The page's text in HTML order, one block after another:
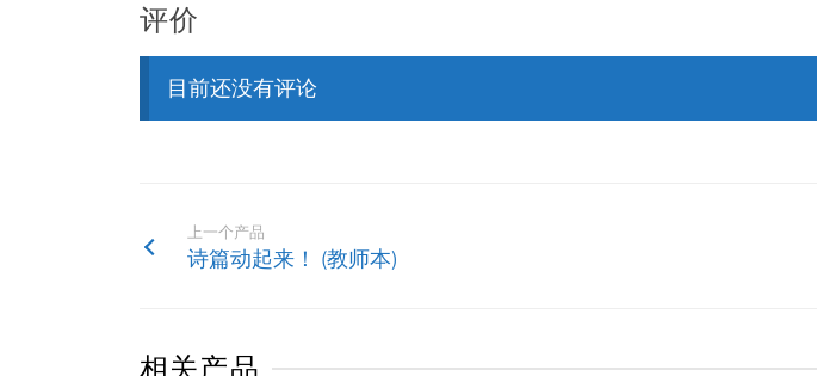
评价
目前还没有评论
上一个产品
诗篇动起来！ (教师本)
相关产品